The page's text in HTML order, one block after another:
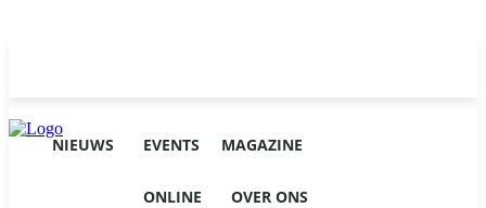
NIEUWS EVENTS MAGAZINE
ONLINE OVER ONS